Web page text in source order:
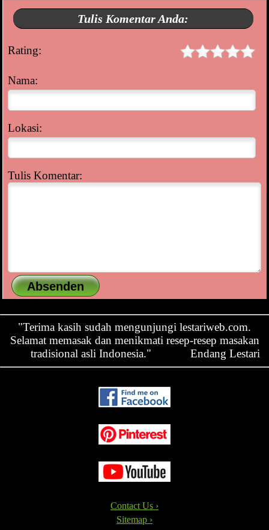
Tulis Komentar Anda:
Rating:
Nama:
Lokasi:
Tulis Komentar:
"Terima kasih sudah mengunjungi lestariweb.com.
Selamat memasak dan menikmati resep-resep masakan
tradisional asli Indonesia."
Endang Lestari
Contact Us ›
Sitemap ›